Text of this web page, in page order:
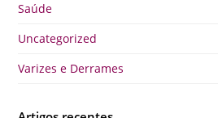
Saúde
Uncategorized
Varizes e Derrames